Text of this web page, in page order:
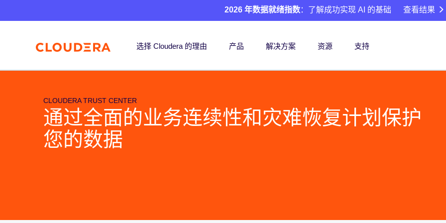
2026 年数据就绪指数：了解成功实现 AI 的基础 查看结果
选择 Cloudera 的理由 产品 解决方案 资源 支持
CLOUDERA TRUST CENTER
通过全面的业务连续性和灾难恢复计划保护
您的数据